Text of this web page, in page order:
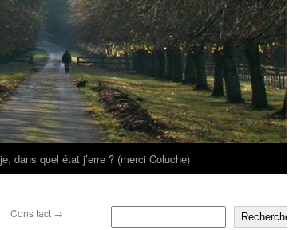
dans quel état j’erre ? (merci Coluche)
Cons tact → Rechercher